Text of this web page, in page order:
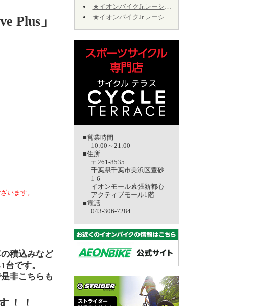
Plus」
います。
積込みなど
1台です。
非こちらも
★イオンバイクJr.レーシング★第10期★2026年9月の予定★～Jr.アカデミーではありません～
★イオンバイクJr.レーシング★第10期★後半期ご継続のお手続きについて★※Jr.アカデミーではありません
■営業時間
10:00～21:00
■住所
〒261-8535
千葉県千葉市美浜区豊砂
1-6
イオンモール幕張新都心
アクティブモール1階
■電話
043-306-7284